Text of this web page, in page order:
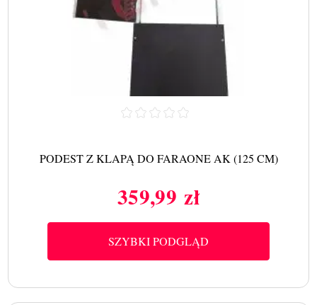
PODEST Z KLAPĄ DO FARAONE AK (125 CM)
Cena
359,99 zł
SZYBKI PODGLĄD